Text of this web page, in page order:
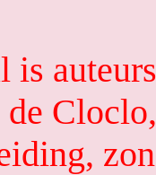
is